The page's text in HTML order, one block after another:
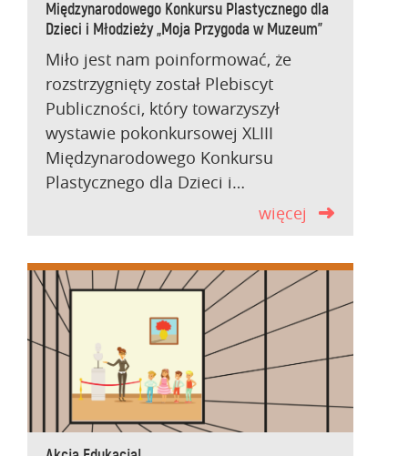
Międzynarodowego Konkursu Plastycznego dla
Dzieci i Młodzieży „Moja Przygoda w Muzeum”
Miło jest nam poinformować, że
rozstrzygnięty został Plebiscyt
Publiczności, który towarzyszył
wystawie pokonkursowej XLIII
Międzynarodowego Konkursu
Plastycznego dla Dzieci i…
więcej